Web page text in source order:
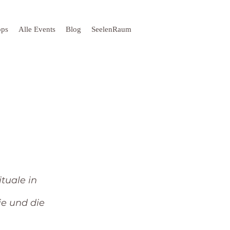
Alle Events Blog SeelenRaum
in
und die